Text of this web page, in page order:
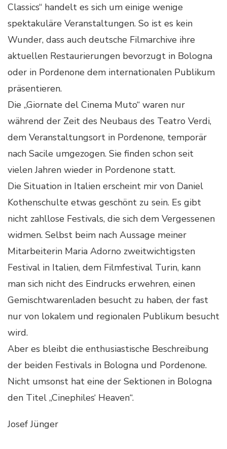
Classics“ handelt es sich um einige wenige
spektakuläre Veranstaltungen. So ist es kein
Wunder, dass auch deutsche Filmarchive ihre
aktuellen Restaurierungen bevorzugt in Bologna
oder in Pordenone dem internationalen Publikum
präsentieren.
Die „Giornate del Cinema Muto“ waren nur
während der Zeit des Neubaus des Teatro Verdi,
dem Veranstaltungsort in Pordenone, temporär
nach Sacile umgezogen. Sie finden schon seit
vielen Jahren wieder in Pordenone statt.
Die Situation in Italien erscheint mir von Daniel
Kothenschulte etwas geschönt zu sein. Es gibt
nicht zahllose Festivals, die sich dem Vergessenen
widmen. Selbst beim nach Aussage meiner
Mitarbeiterin Maria Adorno zweitwichtigsten
Festival in Italien, dem Filmfestival Turin, kann
man sich nicht des Eindrucks erwehren, einen
Gemischtwarenladen besucht zu haben, der fast
nur von lokalem und regionalen Publikum besucht
wird.
Aber es bleibt die enthusiastische Beschreibung
der beiden Festivals in Bologna und Pordenone.
Nicht umsonst hat eine der Sektionen in Bologna
den Titel „Cinephiles‘ Heaven“.
Josef Jünger